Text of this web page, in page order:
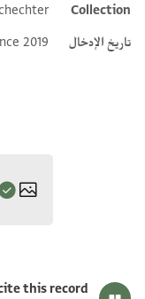
Collection
تاريخ الإدخال
2019
this record: